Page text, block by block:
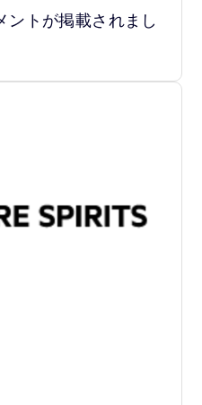
ントが掲載されまし